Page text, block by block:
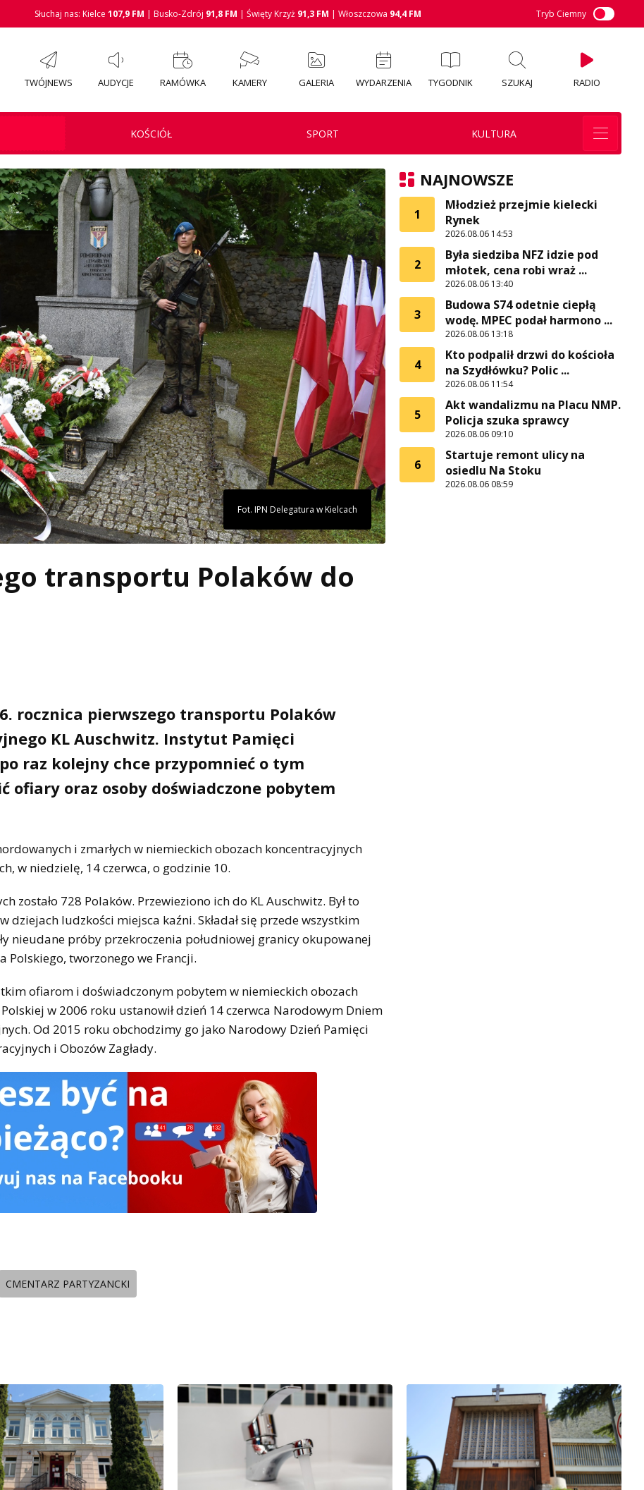
Słuchaj nas: Kielce 107,9 FM | Busko-Zdrój 91,8 FM | Święty Krzyż 91,3 FM | Włoszczowa 94,4 FM Tryb Ciemny
TWÓJNEWS AUDYCJE RAMÓWKA KAMERY GALERIA WYDARZENIA TYGODNIK SZUKAJ RADIO
KOŚCIÓŁ SPORT KULTURA
Fot. IPN Delegatura w Kielcach
transportu Polaków do
rocznica pierwszego transportu Polaków
KL Auschwitz. Instytut Pamięci
raz kolejny chce przypomnieć o tym
oraz osoby doświadczone pobytem
i zmarłych w niemieckich obozach koncentracyjnych
w niedzielę, 14 czerwca, o godzinie 10.
zostało 728 Polaków. Przewieziono ich do KL Auschwitz. Był to
ludzkości miejsca kaźni. Składał się przede wszystkim
nieudane próby przekroczenia południowej granicy okupowanej
Polskiego, tworzonego we Francji.
ofiarom i doświadczonym pobytem w niemieckich obozach
w 2006 roku ustanowił dzień 14 czerwca Narodowym Dniem
Od 2015 roku obchodzimy go jako Narodowy Dzień Pamięci
i Obozów Zagłady.
CMENTARZ PARTYZANCKI
NAJNOWSZE
1
Młodzież przejmie kielecki
Rynek
2026.08.06 14:53
2
Była siedziba NFZ idzie pod
młotek, cena robi wraż ...
2026.08.06 13:40
3
Budowa S74 odetnie ciepłą
wodę. MPEC podał harmono ...
2026.08.06 13:18
4
Kto podpalił drzwi do kościoła
na Szydłówku? Polic ...
2026.08.06 11:54
5
Akt wandalizmu na Placu NMP.
Policja szuka sprawcy
2026.08.06 09:10
6
Startuje remont ulicy na
osiedlu Na Stoku
2026.08.06 08:59